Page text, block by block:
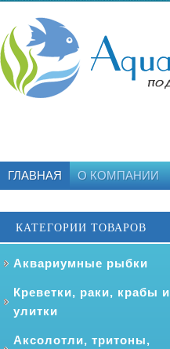
ГЛАВНАЯ О КОМПАНИИ
КАТЕГОРИИ ТОВАРОВ
Аквариумные рыбки
Креветки, раки, крабы и
улитки
Аксолотли, тритоны,